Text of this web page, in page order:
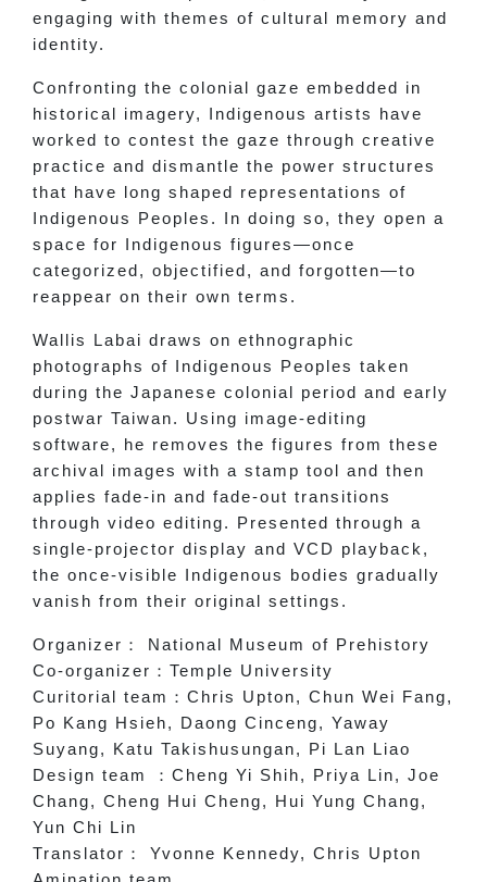
engaging with themes of cultural memory and
identity.
Confronting the colonial gaze embedded in
historical imagery, Indigenous artists have
worked to contest the gaze through creative
practice and dismantle the power structures
that have long shaped representations of
Indigenous Peoples. In doing so, they open a
space for Indigenous figures—once
categorized, objectified, and forgotten—to
reappear on their own terms.
Wallis Labai draws on ethnographic
photographs of Indigenous Peoples taken
during the Japanese colonial period and early
postwar Taiwan. Using image-editing
software, he removes the figures from these
archival images with a stamp tool and then
applies fade-in and fade-out transitions
through video editing. Presented through a
single-projector display and VCD playback,
the once-visible Indigenous bodies gradually
vanish from their original settings.
Organizer ：
National Museum of Prehistory
Co-organizer ： Temple University
Curitorial team ： Chris Upton, Chun Wei Fang,
Po Kang Hsieh, Daong Cinceng, Yaway
Suyang, Katu Takishusungan, Pi Lan Liao
Design team
： Cheng Yi Shih, Priya Lin, Joe
Chang, Cheng Hui Cheng, Hui Yung Chang,
Yun Chi Lin
Translator ：
Yvonne Kennedy, Chris Upton